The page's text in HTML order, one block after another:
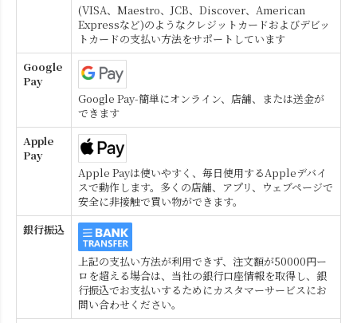
(VISA、Maestro、JCB、Discover、American
Expressなど)のようなクレジットカードおよびデビッ
トカードの支払い方法をサポートしています
Google
Pay
Google Pay-簡単にオンライン、店舗、または送金が
できます
Apple
Pay
Apple Payは使いやすく、毎日使用するAppleデバイ
スで動作します。多くの店舗、アプリ、ウェブページで
安全に非接触で買い物ができます。
銀行振込
上記の支払い方法が利用できず、注文額が50000円ー
ロを超える場合は、当社の銀行口座情報を取得し、銀
行振込でお支払いするためにカスタマーサービスにお
問い合わせください。